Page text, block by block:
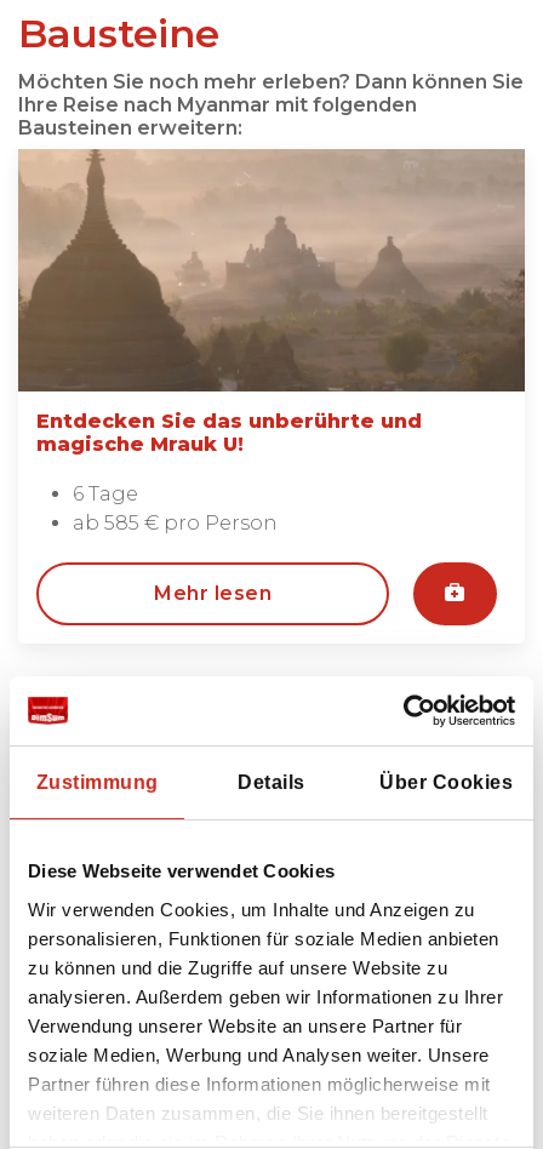
Zustimmung Details Über Cookies
Diese Webseite verwendet Cookies
Wir verwenden Cookies, um Inhalte und Anzeigen zu
personalisieren, Funktionen für soziale Medien anbieten
zu können und die Zugriffe auf unsere Website zu
analysieren. Außerdem geben wir Informationen zu Ihrer
Verwendung unserer Website an unsere Partner für
soziale Medien, Werbung und Analysen weiter. Unsere
Partner führen diese Informationen möglicherweise mit
weiteren Daten zusammen, die Sie ihnen bereitgestellt
haben oder die sie im Rahmen Ihrer Nutzung der Dienste
Bausteine
Möchten Sie noch mehr erleben? Dann können Sie
Ihre Reise nach Myanmar mit folgenden
Bausteinen erweitern:
Entdecken Sie das unberührte und
magische Mrauk U!
6 Tage
ab 585 € pro Person
Mehr lesen
Pilgerreise zur Goldenen Felsenpagode
3 Tage
ab 245 € pro Person
Mehr lesen